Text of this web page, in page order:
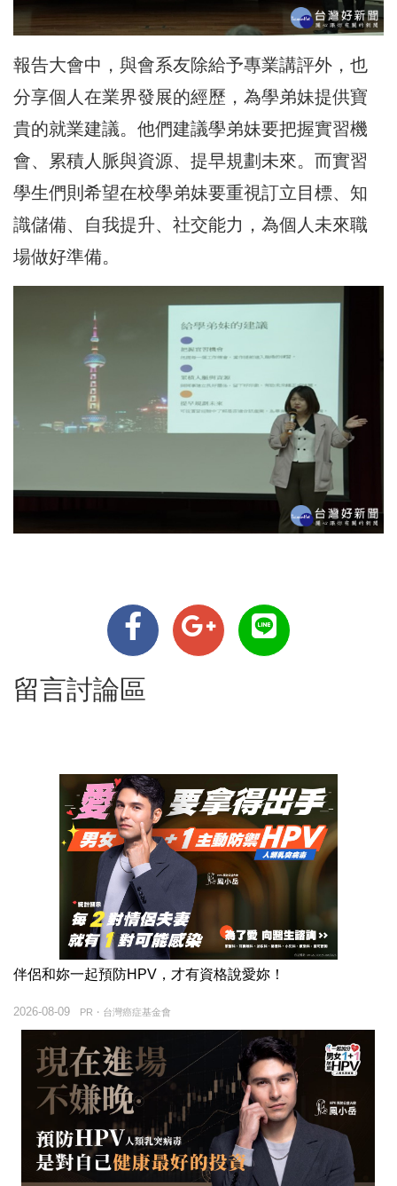
報告大會中，與會系友除給予專業講評外，也
分享個人在業界發展的經歷，為學弟妹提供寶
貴的就業建議。他們建議學弟妹要把握實習機
會、累積人脈與資源、提早規劃未來。而實習
學生們則希望在校學弟妹要重視訂立目標、知
識儲備、自我提升、社交能力，為個人未來職
場做好準備。
留言討論區
伴侶和妳一起預防HPV，才有資格說愛妳！
PR・台灣癌症基金會
2026-08-09